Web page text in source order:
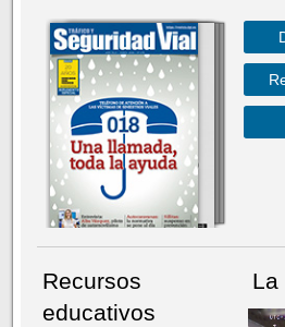
Recursos
educativos
La